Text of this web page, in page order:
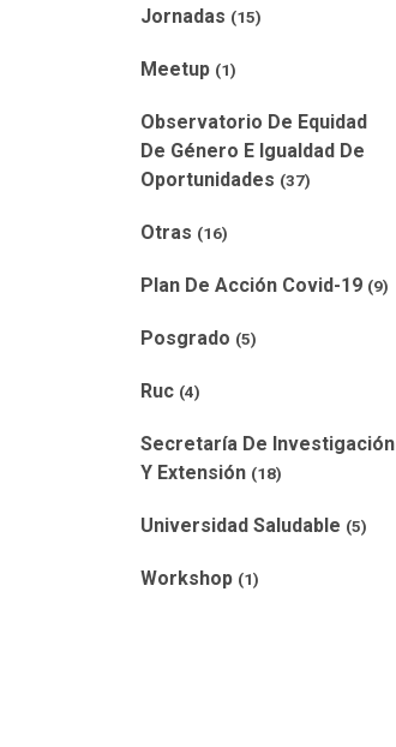
Jornadas (15)
Meetup (1)
Observatorio De Equidad
De Género E Igualdad De
Oportunidades (37)
Otras (16)
Plan De Acción Covid-19 (9)
Posgrado (5)
Ruc (4)
Secretaría De Investigación
Y Extensión (18)
Universidad Saludable (5)
Workshop (1)